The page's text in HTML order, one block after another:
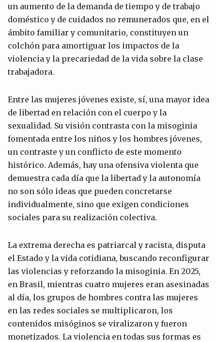
un aumento de la demanda de tiempo y de trabajo
doméstico y de cuidados no remunerados que, en el
ámbito familiar y comunitario, constituyen un
colchón para amortiguar los impactos de la
violencia y la precariedad de la vida sobre la clase
trabajadora.
Entre las mujeres jóvenes existe, sí, una mayor idea
de libertad en relación con el cuerpo y la
sexualidad. Su visión contrasta con la misoginia
fomentada entre los niños y los hombres jóvenes,
un contraste y un conflicto de este momento
histórico. Además, hay una ofensiva violenta que
demuestra cada día que la libertad y la autonomía
no son sólo ideas que pueden concretarse
individualmente, sino que exigen condiciones
sociales para su realización colectiva.
La extrema derecha es patriarcal y racista, disputa
el Estado y la vida cotidiana, buscando reconfigurar
las violencias y reforzando la misoginia. En 2025,
en Brasil, mientras cuatro mujeres eran asesinadas
al día, los grupos de hombres contra las mujeres
en las redes sociales se multiplicaron, los
contenidos misóginos se viralizaron y fueron
monetizados. La violencia en todas sus formas es